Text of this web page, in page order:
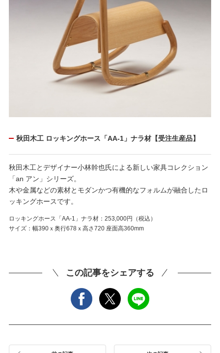
秋田木工 ロッキングホース「AA-1」ナラ材【受注生産品】
秋田木工とデザイナー小林幹也氏による新しい家具コレクション
「an アン」シリーズ。
木や金属などの素材とモダンかつ有機的なフォルムが融合したロ
ッキングホースです。
ロッキングホース「AA-1」ナラ材：253,000円（税込）
サイズ：幅390ｘ奥行678ｘ高さ720 座面高360mm
この記事をシェアする